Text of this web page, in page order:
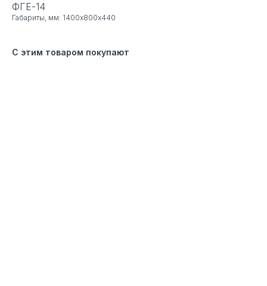
ФГЕ-14
Габариты, мм: 1400х800х440
С этим товаром покупают